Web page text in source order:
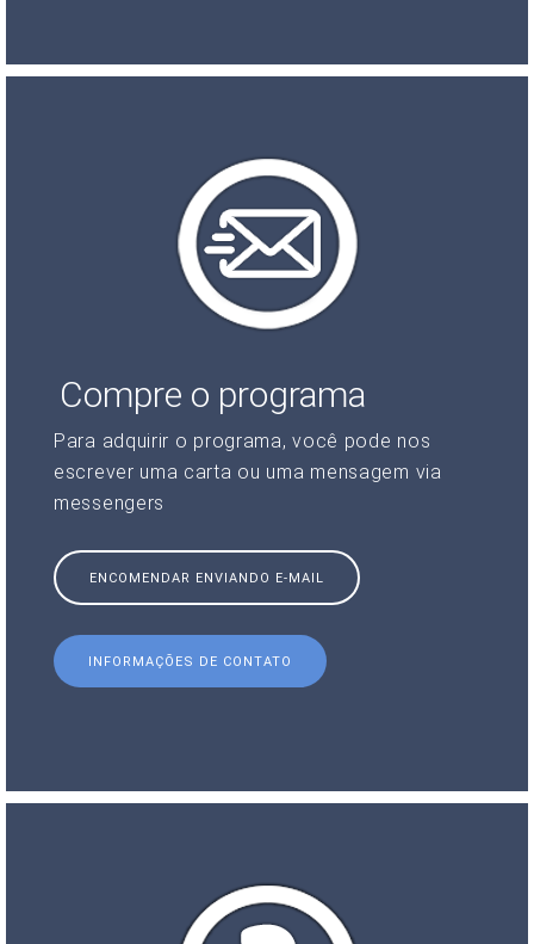
Compre o programa
Para adquirir o programa, você pode nos
escrever uma carta ou uma mensagem via
messengers
ENCOMENDAR ENVIANDO E-MAIL
INFORMAÇÕES DE CONTATO